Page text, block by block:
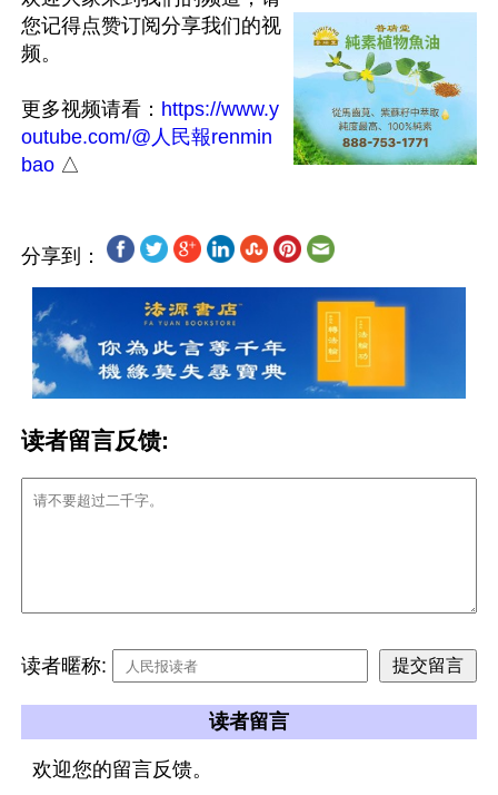
您记得点赞订阅分享我们的视
频。
更多视频请看： https://www.y
outube.com/@人民報renmin
bao
分享到：
读者留言反馈:
读者暱称:
读者留言
欢迎您的留言反馈。